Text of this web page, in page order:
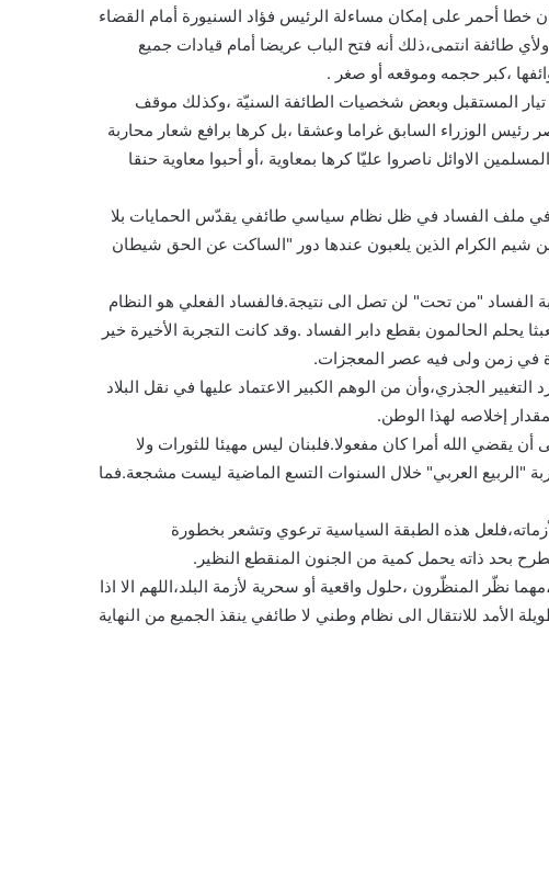
خطا أحمر على إمكان مساءلة الرئيس فؤاد السنيورة أمام القضاء
طائفة انتمى،ذلك أنه فتح الباب عريضا أمام قيادات جميع
،كبر حجمه وموقعه أو صغر .
المستقبل وبعض شخصيات الطائفة السنيّة ،وكذلك موقف
لم يناصر رئيس الوزراء السابق غراما وعشقا ،بل كرها برافع شعار محاربة
الاوائل ناصروا عليّا كرها بمعاوية ،أو أحبوا معاوية حنقا
في ملف الفساد في ظل نظام سياسي طائفي يقدّس الحمايات بلا
شيم الكرام الذين يلعبون عندها دور "الساكت عن الحق شيطان
الفساد "من تحت" لن تصل الى نتيجة.فالفساد الفعلي هو النظام
يحلم الحالمون بقطع دابر الفساد .وقد كانت التجربة الأخيرة خير
في زمن ولى فيه عصر المعجزات.
الجذري،وأن من الوهم الكبير الاعتماد عليها في نقل البلاد
إخلاصه لهذا الوطن.
يقضي الله أمرا كان مفعولا.فلبنان ليس مهيئا للثورات ولا
"الربيع العربي" خلال السنوات التسع الماضية ليست مشجعة.فما
لأزماته،فلعل هذه الطبقة السياسية ترعوي وتشعر بخطورة
بحد ذاته يحمل كمية من الجنون المنقطع النظير.
المنظّرون ،حلول واقعية أو سحرية لأزمة البلد،اللهم الا اذا
الأمد للانتقال الى نظام وطني لا طائفي ينقذ الجميع من النهاية